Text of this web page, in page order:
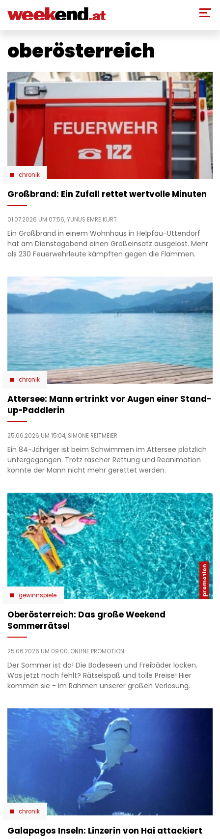
zum
oberösterreich
chronik
Großbrand: Ein Zufall rettet wertvolle Minuten
01.07.2026 UM 07:56,YUNUS EMRE KURT
Ein Großbrand in einem Wohnhaus in Helpfau-Uttendorf
hat am Dienstagabend einen Großeinsatz ausgelöst. Mehr
als 230 Feuerwehrleute kämpften gegen die Flammen.
chronik
Attersee: Mann ertrinkt vor Augen einer Stand-
up-Paddlerin
25.06.2026 UM 15:04, SIMONE REITMEIER
Ein 84-Jähriger ist beim Schwimmen im Attersee plötzlich
untergegangen. Trotz rascher Rettung und Reanimation
konnte der Mann nicht mehr gerettet werden.
gewinnspiele
Oberösterreich: Das große Weekend
Sommerrätsel
25.06.2026 UM 09:00, ONLINE PROMOTION
Der Sommer ist da! Die Badeseen und Freibäder locken.
Was jetzt noch fehlt? Rätselspaß und tolle Preise! Hier
kommen sie - im Rahmen unserer großen Verlosung.
chronik
Galapagos Inseln: Linzerin von Hai attackiert